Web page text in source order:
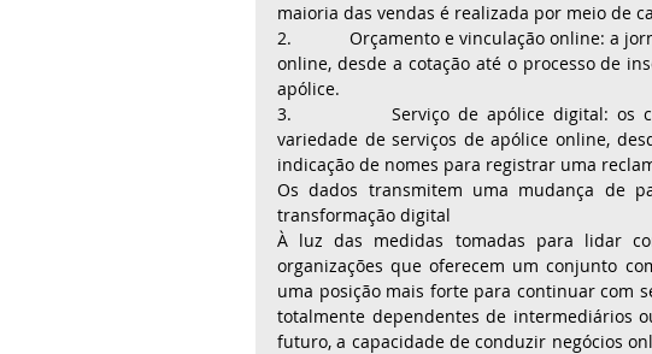
maioria das vendas é realizada por meio de
2.            Orçamento e vinculação online: a
online, desde a cotação até o processo de
apólice.
3.            Serviço de apólice digital: os
variedade de serviços de apólice online,
indicação de nomes para registrar uma
Os dados transmitem uma mudança de
transformação digital
À luz das medidas tomadas para lidar
organizações que oferecem um conjunto
uma posição mais forte para continuar com
totalmente dependentes de intermediários
futuro, a capacidade de conduzir negócios